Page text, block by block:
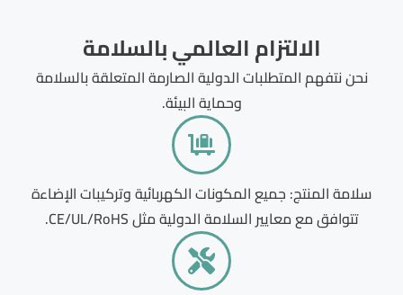
الالتزام العالمي بالسلامة
نحن نتفهم المتطلبات الدولية الصارمة المتعلقة بالسلامة
وحماية البيئة.
سلامة المنتج: جميع المكونات الكهربائية وتركيبات الإضاءة
تتوافق مع معايير السلامة الدولية مثل CE/UL/RoHS.